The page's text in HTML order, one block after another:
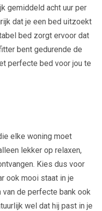
gemiddeld acht uur per
dat je een bed uitzoekt
bed zorgt ervoor dat
bent gedurende de
perfecte bed voor jou te
elke woning moet
lekker op relaxen,
Kies dus voor
ook mooi staat in je
de perfecte bank ook
wel dat hij past in je